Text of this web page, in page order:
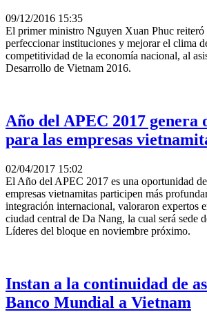
09/12/2016 15:35
El primer ministro Nguyen Xuan Phuc
perfeccionar instituciones y mejorar el clima
competitividad de la economía nacional, al
Desarrollo de Vietnam 2016.
Año del APEC 2017 genera
para las empresas
02/04/2017 15:02
El Año del APEC 2017 es una oportunidad
empresas vietnamitas participen más
integración internacional, valoraron expertos
ciudad central de Da Nang, la cual será sede
Líderes del bloque en noviembre próximo.
Instan a la continuidad de
Banco Mundial a Vietnam